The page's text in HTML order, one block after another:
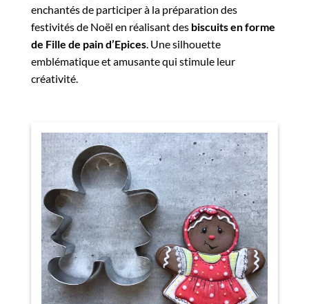
enchantés de participer à la préparation des
festivités de Noël en réalisant des biscuits en forme
de Fille de pain d’Epices. Une silhouette
emblématique et amusante qui stimule leur
créativité.